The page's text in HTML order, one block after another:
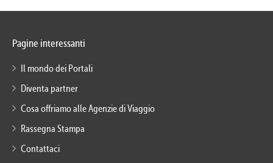
Pagine interessanti
Il mondo dei Portali
Diventa partner
Cosa offriamo alle Agenzie di Viaggio
Rassegna Stampa
Contattaci